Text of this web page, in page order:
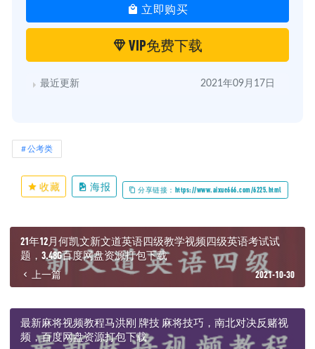
│ ├─ 2020.09.27 强化提升-逻辑专项.mp4
│ ├─ 2020.09.27+强化提升-逻辑专项++喻晓萌+（讲义+笔记）（面
│ ├─ 2020.09.29 强化提升-语言润色专项.mp4
（面试班）.pdf
│ ├─ 2020.10.01 强化提升-戒毒专项2.mp4
│ ├─ 2020.10.01+强化提升-监狱戒毒专项2+孙慕周+（讲义+笔记）
│ ├─ 强化提升-基层（乡镇）专项.mp4
│ └─ 强化提升-基层（乡镇）专项.pdf
│ ├─ 2020.10.05 习近平特色社会主义思想2.mp4
│ ├─ 2020.10.6 习近平特色社会主义思想3.mp4
│ ├─ 习近平特色社会主义思想1.pdf
│ ├─ 习近平特色社会主义思想2.pdf
│ └─ 习近平特色社会主义思想3.pdf
│ ├─ 2020.10.08面试热点精讲2+喻晓萌+（讲义+笔记）（面试
班）.pdf
立即购买
VIP免费下载
最近更新 2021年09月17日
公考类
收藏 海报 分享链接：https://www.aixue666.com/6225.html
21年12月何凯文新文道英语四级教学视频四级英语考试试
题，3.48G百度网盘资源打包下载
上一篇 2021-10-30
最新麻将视频教程马洪刚 牌技 麻将技巧，南北对决反赌视
频，百度网盘资源打包下载